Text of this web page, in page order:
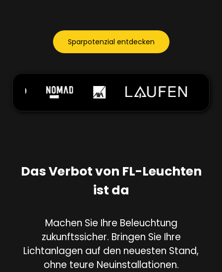
Sparpotenzial entdecken
Das Verbot von FL-Leuchten
ist da
Machen Sie Ihre Beleuchtung
zukunftssicher. Bringen Sie Ihre
Lichtanlagen auf den neuesten Stand,
ohne teure Neuinstallationen.